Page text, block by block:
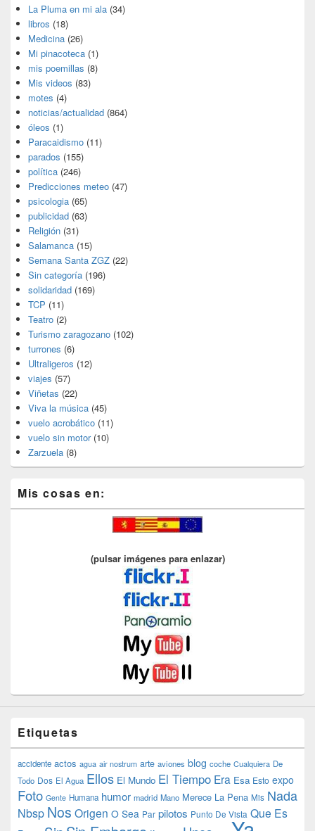
La Pluma en mi ala (34)
libros (18)
Medicina (26)
Mi pinacoteca (1)
mis poemillas (8)
Mis videos (83)
motes (4)
noticias/actualidad (864)
óleos (1)
Paracaidismo (11)
parados (155)
política (246)
Predicciones meteo (47)
psicologia (65)
publicidad (63)
Religión (31)
Salamanca (15)
Semana Santa ZGZ (22)
Sin categoría (196)
solidaridad (169)
TCP (11)
Teatro (2)
Turismo zaragozano (102)
turrones (6)
Ultraligeros (12)
viajes (57)
Viñetas (22)
Viva la música (45)
vuelo acrobático (11)
vuelo sin motor(10)
Zarzuela (8)
Mis cosas en:
(pulsar imágenes para enlazar)
Etiquetas
accidente actos agua air nostrum arte aviones blog coche Cualquiera De
Todo Dos El Agua Ellos El Mundo El Tiempo Era Esa Esto expo
Foto Gente Humana humor madrid Mano Merece La Pena Mis Nada
Nbsp Nos Origen O Sea Par pilotos Punto De Vista Que Es